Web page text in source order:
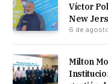
Víctor
New
6 de
Milton